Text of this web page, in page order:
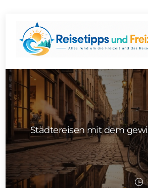
content
Städtereisen mit dem